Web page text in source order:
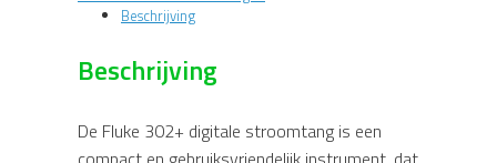
aantal
Beschrijving
Beschrijving
De Fluke 302+ digitale stroomtang is een